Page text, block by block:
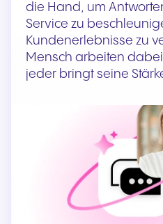
die Hand, um
Service zu
Kundenerlebnisse zu
Mensch arbeiten
jeder bringt seine